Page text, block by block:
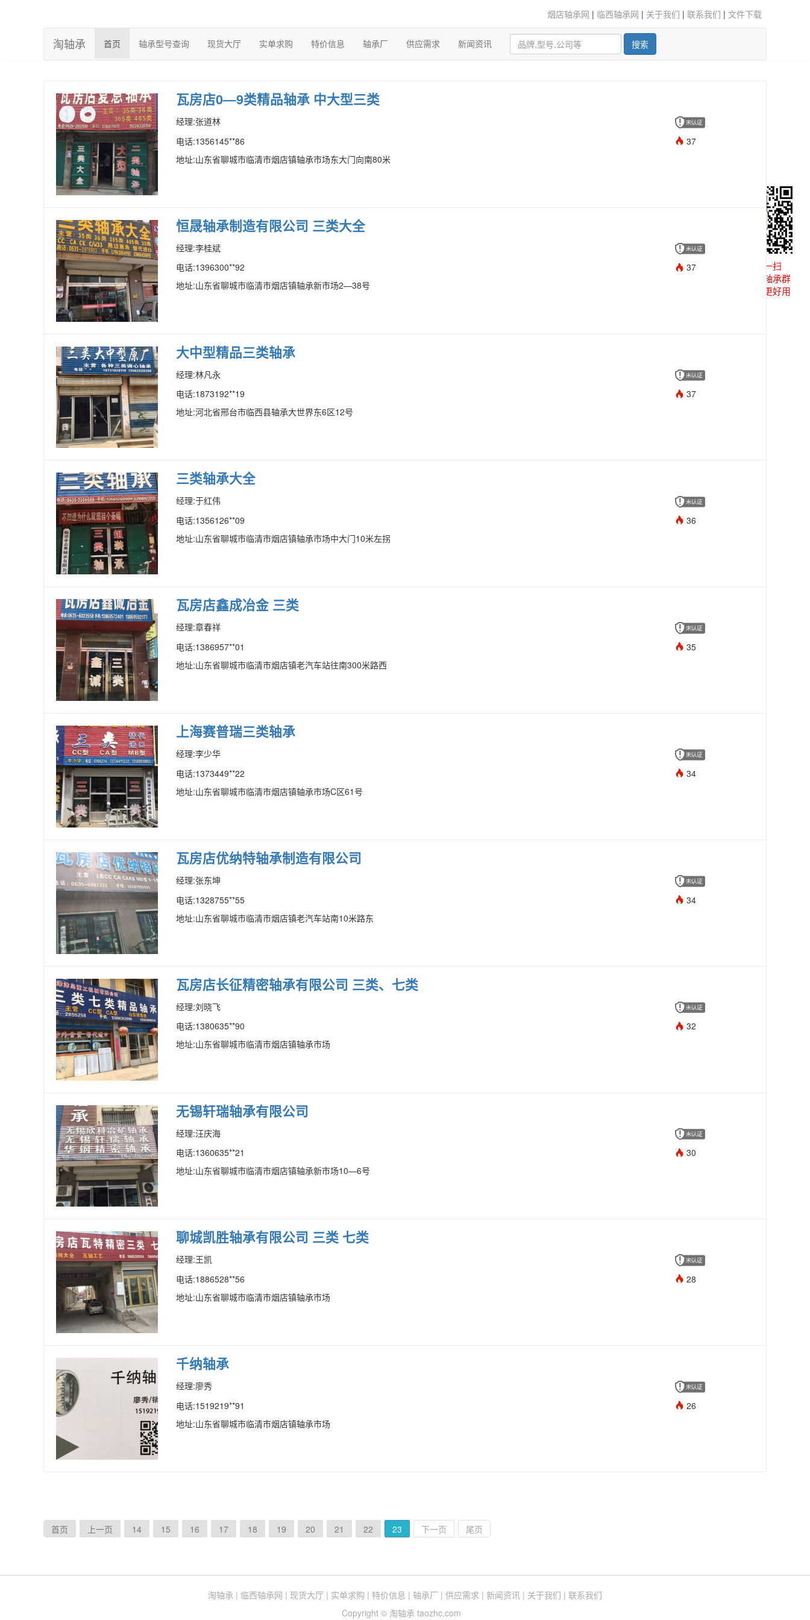
烟店轴承网 | 临西轴承网 | 关于我们 | 联系我们 | 文件下载
淘轴承 首页 (current)轴承型号查询 现货大厅 实单求购 特价信息 轴承厂 供应需求 新闻资讯 搜索
微信扫一扫
关注后进轴承群
点击菜单更好用
瓦房店0—9类精品轴承 中大型三类
经理:张道林
电话:1356145**86
37
地址:山东省聊城市临清市烟店镇轴承市场东大门向南80米
恒晟轴承制造有限公司 三类大全
经理:李桂斌
电话:1396300**92
37
地址:山东省聊城市临清市烟店镇轴承新市场2—38号
大中型精品三类轴承
经理:林凡永
电话:1873192**19
37
地址:河北省邢台市临西县轴承大世界东6区12号
三类轴承大全
经理:于红伟
电话:1356126**09
36
地址:山东省聊城市临清市烟店镇轴承市场中大门10米左拐
瓦房店鑫成冶金 三类
经理:章春祥
电话:1386957**01
35
地址:山东省聊城市临清市烟店镇老汽车站往南300米路西
上海赛普瑞三类轴承
经理:李少华
电话:1373449**22
34
地址:山东省聊城市临清市烟店镇轴承市场C区61号
瓦房店优纳特轴承制造有限公司
经理:张东坤
电话:1328755**55
34
地址:山东省聊城市临清市烟店镇老汽车站南10米路东
瓦房店长征精密轴承有限公司 三类、七类
经理:刘晓飞
电话:1380635**90
32
地址:山东省聊城市临清市烟店镇轴承市场
无锡轩瑞轴承有限公司
经理:汪庆海
电话:1360635**21
30
地址:山东省聊城市临清市烟店镇轴承新市场10—6号
聊城凯胜轴承有限公司 三类 七类
经理:王凯
电话:1886528**56
28
地址:山东省聊城市临清市烟店镇轴承市场
千纳轴承
经理:廖秀
电话:1519219**91
26
地址:山东省聊城市临清市烟店镇轴承市场
首页 上一页 14 15 16 17 18 19 20 21 22 23 下一页 尾页
淘轴承 (current)
| 临西轴承网 | 现货大厅 | 实单求购 | 特价信息 | 轴承厂 | 供应需求 | 新闻资讯 | 关于我们 | 联系我们
Copyright © 淘轴承 taozhc.com